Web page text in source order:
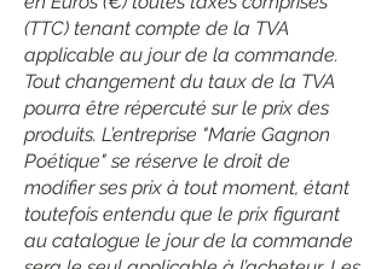
(TTC) tenant compte de la TVA
applicable au jour de la commande.
Tout changement du taux de la TVA
pourra être répercuté sur le prix des
produits. L’entreprise "Marie Gagnon
Poétique" se réserve le droit de
modifier ses prix à tout moment, étant
toutefois entendu que le prix figurant
au catalogue le jour de la commande